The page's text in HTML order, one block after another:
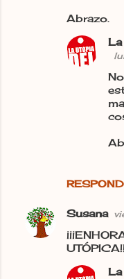
Abrazo.
Susana